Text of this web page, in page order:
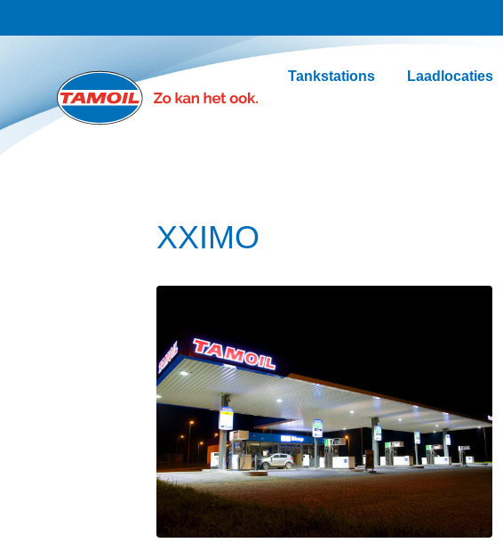
Ga naar hoofdinhoud
Tankstations Laadlocaties
XXIMO